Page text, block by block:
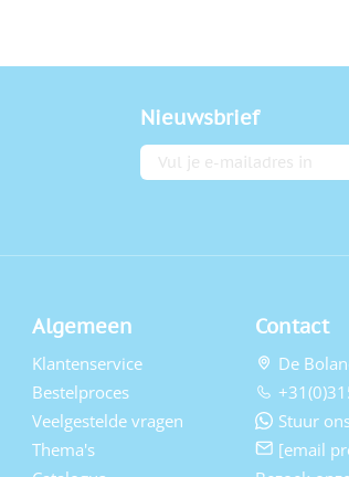
Nieuwsbrief
E-mailadres
Algemeen
Klantenservice
Bestelproces
Veelgestelde vragen
Thema's
Contact
De
Stuur
[email